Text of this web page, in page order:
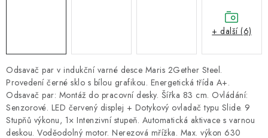
Odsavač par v indukční varné desce Maris 2Gether Steel.
Provedení černé sklo s bílou grafikou. Energetická třída A+.
Odsavač par: Montáž do pracovní desky. Šířka 83 cm. Ovládání:
Senzorové. LED červený displej + Dotykový ovladač typu Slide. 9
Stupňů výkonu, 1× Intenzivní stupeň. Automatická aktivace s varnou
deskou. Voděodolný motor. Nerezová mřížka. Max. výkon 630
+ další (6)